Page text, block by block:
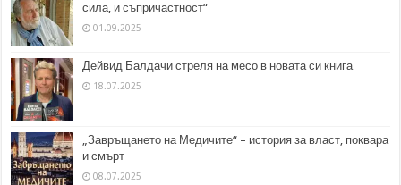
сила, и съпричастност“
01.09.2025
Дейвид Балдачи стреля на месо в новата си книга
18.07.2025
„Завръщането на Медичите“ – история за власт, поквара
и смърт
08.07.2025